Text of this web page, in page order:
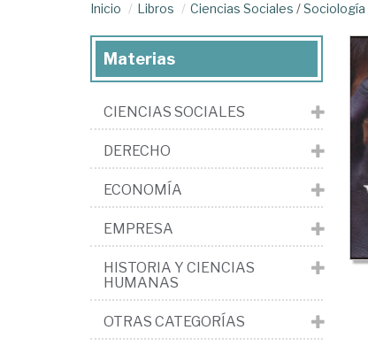
Inicio Libros Ciencias Sociales /Sociología
Materias
CIENCIAS SOCIALES
DERECHO
ECONOMÍA
EMPRESA
HISTORIA Y CIENCIAS
HUMANAS
OTRAS CATEGORÍAS